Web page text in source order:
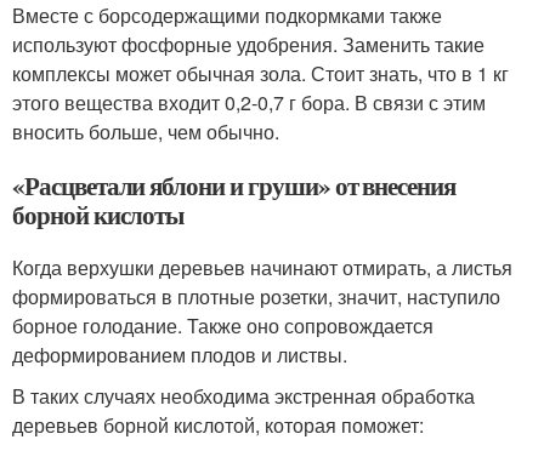
Вместе с борсодержащими подкормками также
используют фосфорные удобрения. Заменить такие
комплексы может обычная зола. Стоит знать, что в 1 кг
этого вещества входит 0,2-0,7 г бора. В связи с этим
вносить больше, чем обычно.
«Расцветали яблони и груши» от внесения
борной кислоты
Когда верхушки деревьев начинают отмирать, а листья
формироваться в плотные розетки, значит, наступило
борное голодание. Также оно сопровождается
деформированием плодов и листвы.
В таких случаях необходима экстренная обработка
деревьев борной кислотой, которая поможет: